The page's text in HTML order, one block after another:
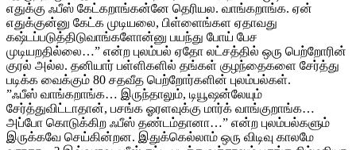
எதுக்கு ஃபீஸ் கேட்கறாங்கன்னே தெரியல. வாங்கறாங்க. ஏன்
எதுக்குன்னு கேட்க முடியலை, பிள்ளைங்கள ஏதாவது
கஷ்டப்படுத்திடுவாங்களோன்னு பயந்து போய் பேச
முடியறதில்லை…” என்ற புலம்பல் ஏதோ லட்சத்தில் ஒரு பெற்றோரின்
குரல் அல்ல. தனியார் பள்ளிகளில் தங்கள் குழந்தைகளை சேர்த்து
படிக்க வைக்கும் 80 சதவீத பெற்றோர்களின் புலம்பல்கள்.
”ஃபீஸ் வாங்கறாங்க… இருந்தாலும், டியூஷன்லேயும்
சேர்த்துவிட்டாதான், பசங்க ஓரளவுக்கு மார்க் வாங்குறாங்க…
அப்போ கொடுக்கிற ஃபீஸ் தண்டம்தானா…” என்ற புலம்பல்களும்
இருக்கவே செய்கின்றன. இதுக்கெல்லாம் ஒரு விடிவு காலமே